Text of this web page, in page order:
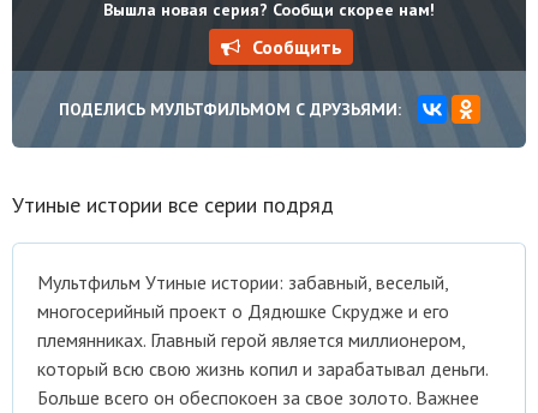
Вышла новая серия? Сообщи скорее нам!
Сообщить
ПОДЕЛИСЬ МУЛЬТФИЛЬМОМ С ДРУЗЬЯМИ:
Утиные истории все серии подряд
Мультфильм Утиные истории: забавный, веселый,
многосерийный проект о Дядюшке Скрудже и его
племянниках. Главный герой является миллионером,
который всю свою жизнь копил и зарабатывал деньги.
Больше всего он обеспокоен за свое золото. Важнее